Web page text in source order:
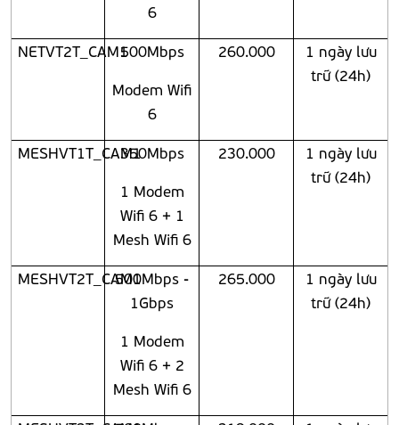
6
NETVT2T_CAM1500Mbps
Modem Wifi
6
260.000
1 ngày lưu
trữ (24h)
MESHVT1T_CAM1350Mbps
1 Modem
Wifi 6 + 1
Mesh Wifi 6
230.000
1 ngày lưu
trữ (24h)
MESHVT2T_CAM1500Mbps -
1Gbps
1 Modem
Wifi 6 + 2
Mesh Wifi 6
265.000
1 ngày lưu
trữ (24h)